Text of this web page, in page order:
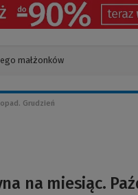
Grudzień
na miesiąc.